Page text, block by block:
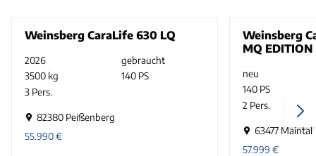
Weinsberg CaraLife 630 LQ
2026
gebraucht
3500 kg
140 PS
3 Pers.
82380 Peißenberg
55.990€
Weinsberg
MQ EDITION
neu
140 PS
2 Pers.
63477 Maintal
57.999 €